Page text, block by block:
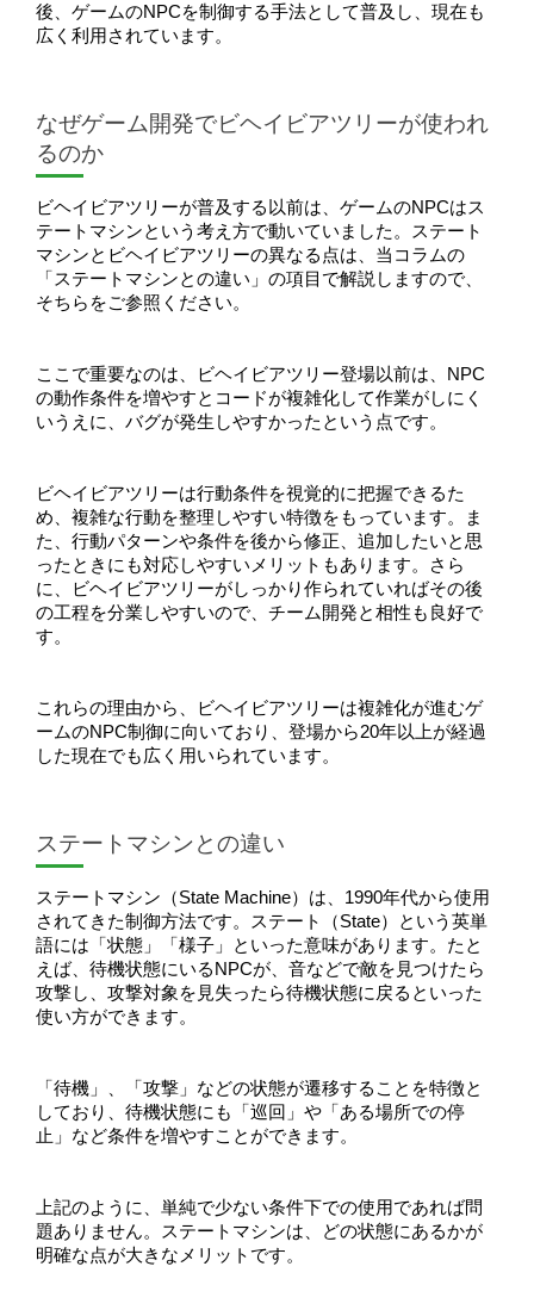
後、ゲームのNPCを制御する手法として普及し、現在も
広く利用されています。
なぜゲーム開発でビヘイビアツリーが使われ
るのか
ビヘイビアツリーが普及する以前は、ゲームのNPCはス
テートマシンという考え方で動いていました。ステート
マシンとビヘイビアツリーの異なる点は、当コラムの
「ステートマシンとの違い」の項目で解説しますので、
そちらをご参照ください。
ここで重要なのは、ビヘイビアツリー登場以前は、NPC
の動作条件を増やすとコードが複雑化して作業がしにく
いうえに、バグが発生しやすかったという点です。
ビヘイビアツリーは行動条件を視覚的に把握できるた
め、複雑な行動を整理しやすい特徴をもっています。ま
た、行動パターンや条件を後から修正、追加したいと思
ったときにも対応しやすいメリットもあります。さら
に、ビヘイビアツリーがしっかり作られていればその後
の工程を分業しやすいので、チーム開発と相性も良好で
す。
これらの理由から、ビヘイビアツリーは複雑化が進むゲ
ームのNPC制御に向いており、登場から20年以上が経過
した現在でも広く用いられています。
ステートマシンとの違い
ステートマシン（State Machine）は、1990年代から使用
されてきた制御方法です。ステート（State）という英単
語には「状態」「様子」といった意味があります。たと
えば、待機状態にいるNPCが、音などで敵を見つけたら
攻撃し、攻撃対象を見失ったら待機状態に戻るといった
使い方ができます。
「待機」、「攻撃」などの状態が遷移することを特徴と
しており、待機状態にも「巡回」や「ある場所での停
止」など条件を増やすことができます。
上記のように、単純で少ない条件下での使用であれば問
題ありません。ステートマシンは、どの状態にあるかが
明確な点が大きなメリットです。